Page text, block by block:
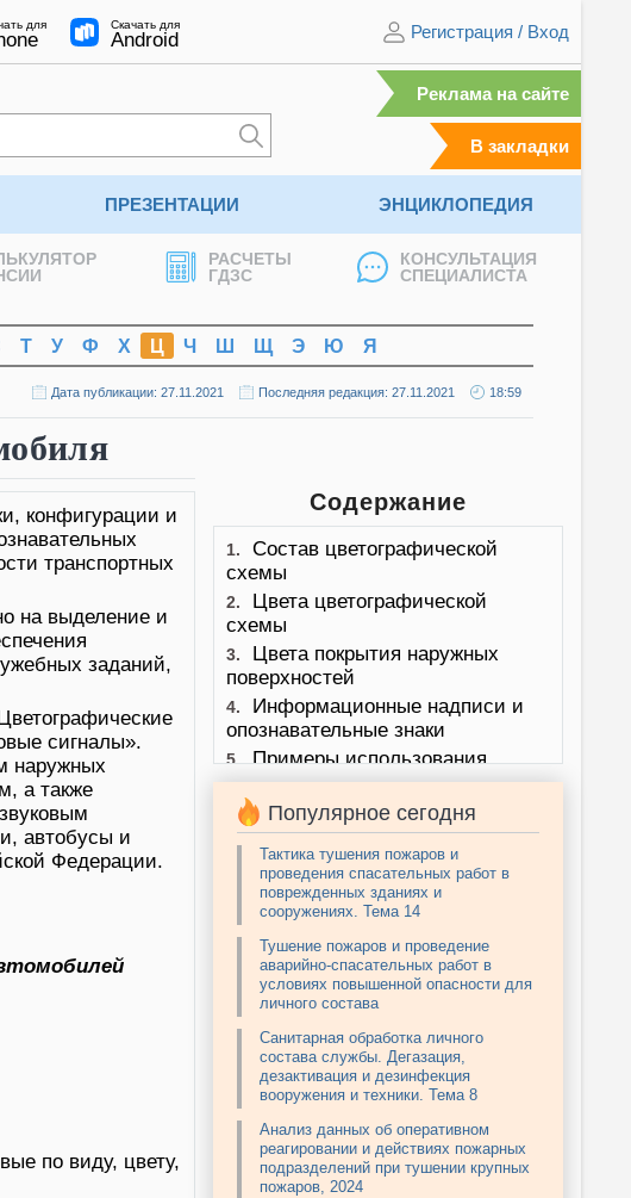
для Скачать для
Android Регистрация / Вход
Реклама на сайте
В закладки
ПРЕЗЕНТАЦИИ ЭНЦИКЛОПЕДИЯ
РАСЧЕТЫ
ГДЗС
КОНСУЛЬТАЦИЯ
СПЕЦИАЛИСТА
Т У Ф Х Ц Ч Ш Щ Э Ю Я
Дата публикации: 27.11.2021 Последняя редакция: 27.11.2021 18:59
конфигурации и
транспортных
на выделение и
заданий,
сигналы».
наружных
а также
автобусы и
Федерации.
по виду, цвету,
Содержание
1.
Состав цветографической
схемы
2.
Цвета цветографической
схемы
3.
Цвета покрытия наружных
поверхностей
4.
Информационные надписи и
опознавательные знаки
5.
Примеры использования
цветографических схем
6. Шрифт надписей
Эмблемы используемые в
цветографических схемах
Особенности и ограничения
Популярное сегодня
Тактика тушения пожаров и
проведения спасательных работ в
поврежденных зданиях и
сооружениях. Тема 14
Тушение пожаров и проведение
аварийно-спасательных работ в
условиях повышенной опасности для
личного состава
Санитарная обработка личного
состава службы. Дегазация,
дезактивация и дезинфекция
вооружения и техники. Тема 8
Анализ данных об оперативном
реагировании и действиях пожарных
подразделений при тушении крупных
пожаров, 2024